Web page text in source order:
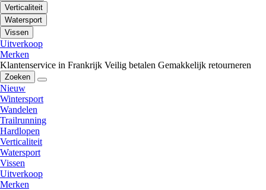
Verticaliteit
Watersport
Vissen
Uitverkoop
Merken
Klantenservice in Frankrijk Veilig betalen Gemakkelijk retourneren
Zoeken
Nieuw
Wintersport
Wandelen
Trailrunning
Hardlopen
Verticaliteit
Watersport
Vissen
Uitverkoop
Merken